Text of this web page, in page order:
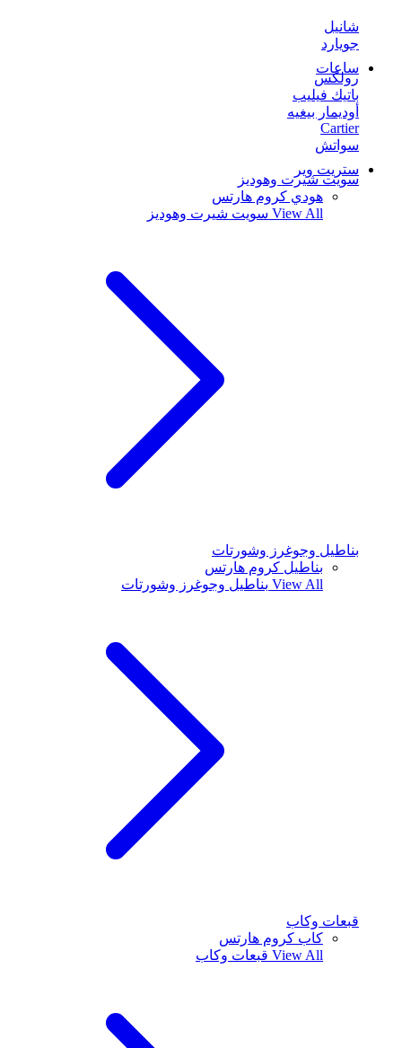
شانيل
جويارد
ساعات
رولكس
باتيك فيليب
أوديمار بيغيه
Cartier
سواتش
ستريت وير
سويت شيرت وهوديز
هودي كروم هارتس
View All سويت شيرت وهوديز
بناطيل وجوغرز وشورتات
بناطيل كروم هارتس
View All بناطيل وجوغرز وشورتات
قبعات وكاب
كاب كروم هارتس
View All قبعات وكاب